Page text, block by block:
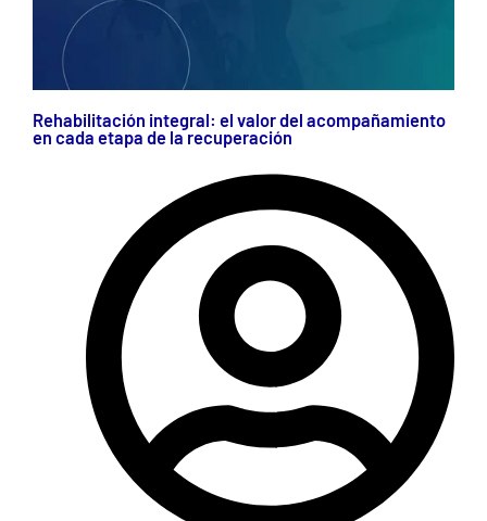
Rehabilitación integral: el valor del acompañamiento
en cada etapa de la recuperación